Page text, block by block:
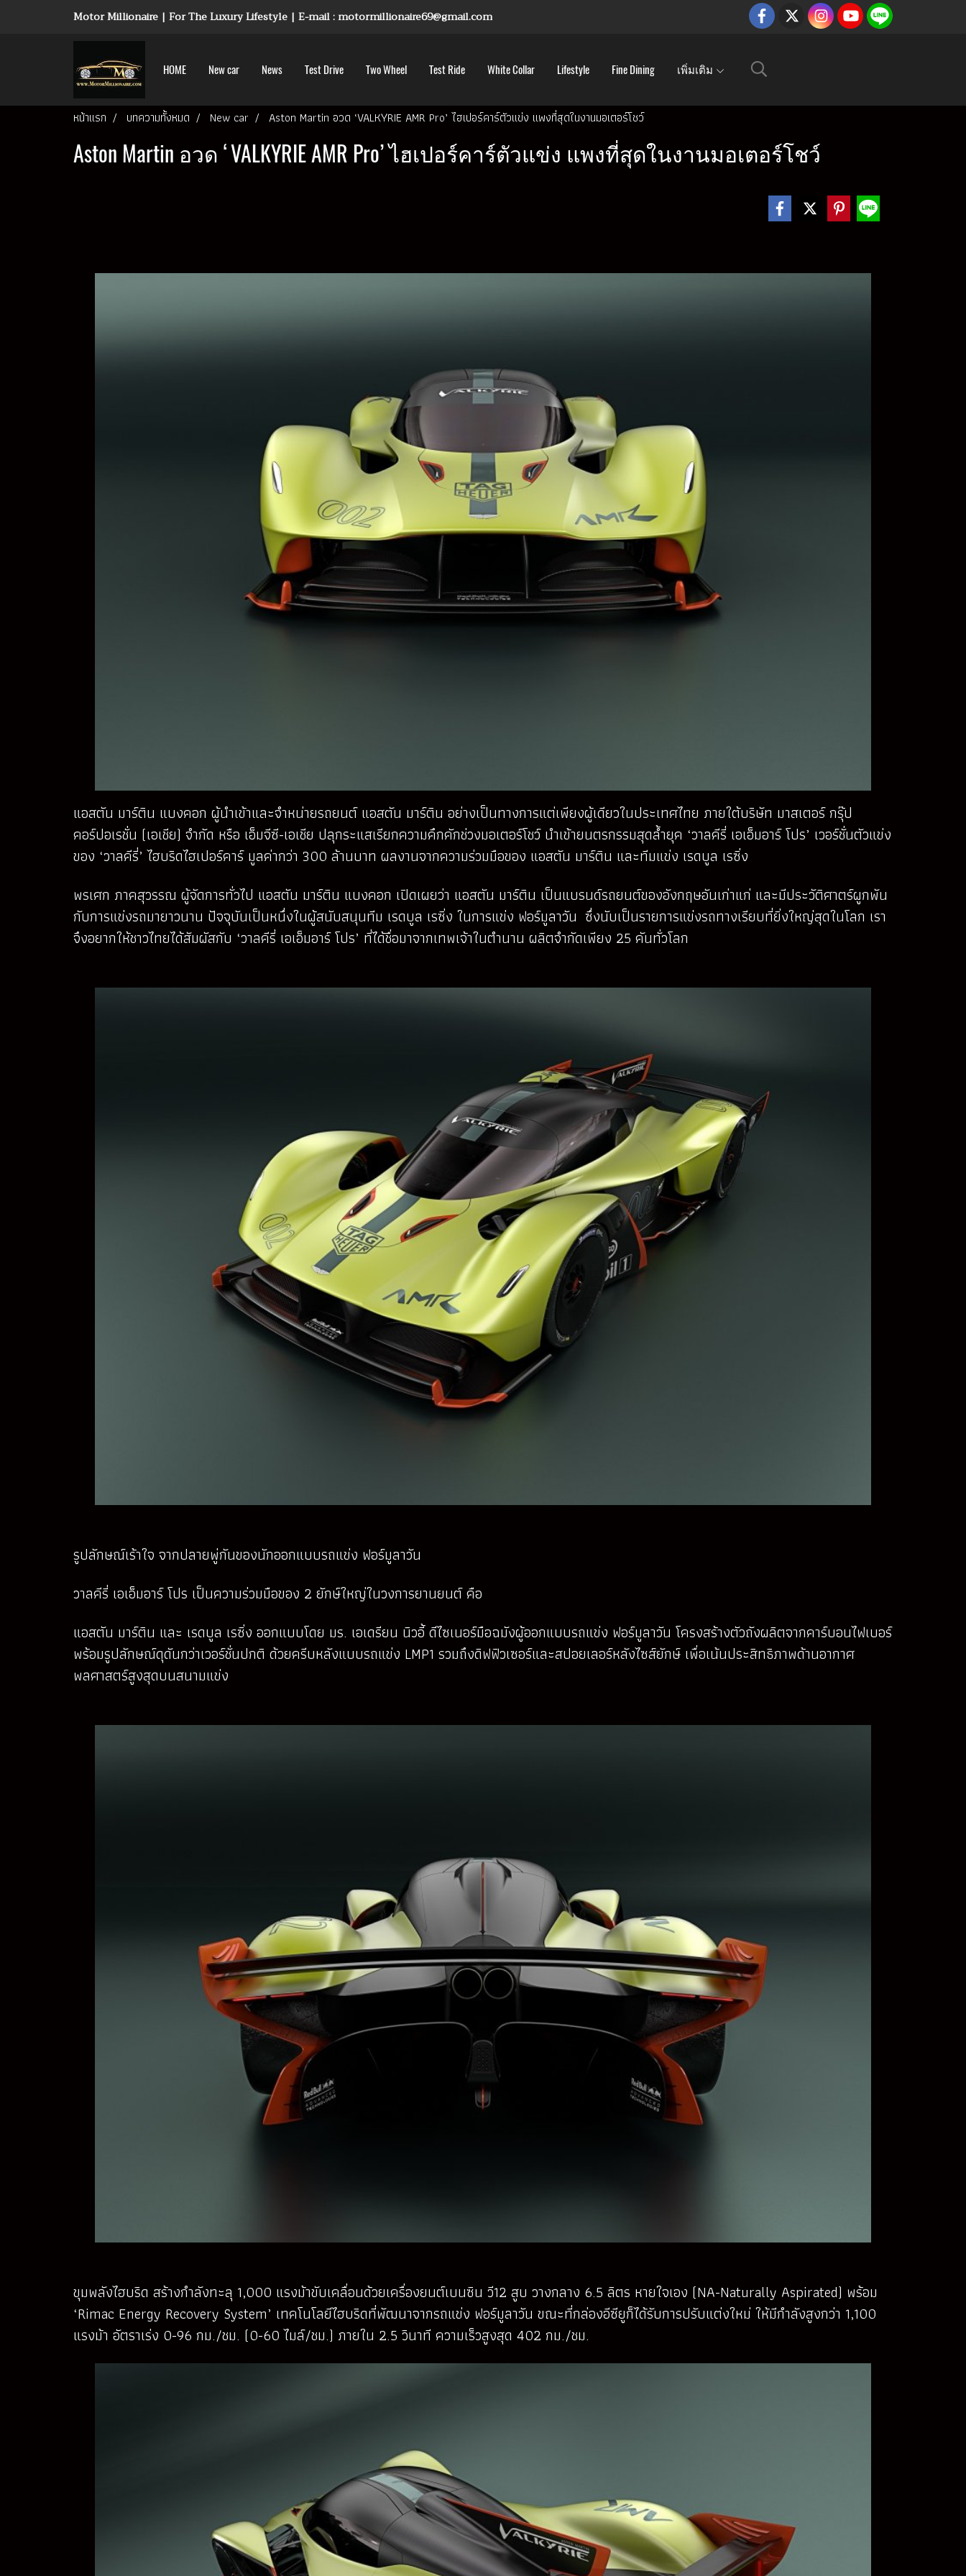
Motor Millionaire | For The Luxury Lifestyle | E-mail : motormillionaire69@gmail.com
HOME New car News Test Drive Two Wheel Test Ride White Collar Lifestyle Fine Dining เพิ่มเติม
หน้าแรก บทความทั้งหมด New car Aston Martin อวด ‘VALKYRIE AMR Pro’ ไฮเปอร์คาร์ตัวแข่ง แพงที่สุดในงานมอเตอร์โชว์
Aston Martin อวด ‘VALKYRIE AMR Pro’ ไฮเปอร์คาร์ตัวแข่ง แพงที่สุดในงานมอเตอร์โชว์
แอสตัน มาร์ติน แบงคอก ผู้นำเข้าและจำหน่ายรถยนต์ แอสตัน มาร์ติน อย่างเป็นทางการแต่เพียงผู้เดียวในประเทศไทย ภายใต้บริษัท มาสเตอร์ กรุ๊ป
คอร์ปอเรชั่น (เอเชีย) จำกัด หรือ เอ็มจีซี-เอเชีย ปลุกระแสเรียกความคึกคักช่วงมอเตอร์โชว์ นำเข้ายนตรกรรมสุดล้ำยุค ‘วาลคีรี่ เอเอ็มอาร์ โปร’ เวอร์ชั่นตัวแข่ง
ของ ‘วาลคีรี่’ ไฮบริดไฮเปอร์คาร์ มูลค่ากว่า 300 ล้านบาท ผลงานจากความร่วมมือของ แอสตัน มาร์ติน และทีมแข่ง เรดบูล เรซิ่ง
พรเศก ภาคสุวรรณ ผู้จัดการทั่วไป แอสตัน มาร์ติน แบงคอก เปิดเผยว่า แอสตัน มาร์ติน เป็นแบรนด์รถยนต์ของอังกฤษอันเก่าแก่ และมีประวัติศาตร์ผูกพัน
กับการแข่งรถมายาวนาน ปัจจุบันเป็นหนึ่งในผู้สนับสนุนทีม เรดบูล เรซิ่ง ในการแข่ง ฟอร์มูลาวัน ซึ่งนับเป็นรายการแข่งรถทางเรียบที่ยิ่งใหญ่สุดในโลก เรา
จึงอยากให้ชาวไทยได้สัมผัสกับ ‘วาลคีรี่ เอเอ็มอาร์ โปร’ ที่ได้ชื่อมาจากเทพเจ้าในตำนาน ผลิตจำกัดเพียง 25 คันทั่วโลก
รูปลักษณ์เร้าใจ จากปลายพู่กันของนักออกแบบรถแข่ง ฟอร์มูลาวัน
วาลคีรี่ เอเอ็มอาร์ โปร เป็นความร่วมมือของ 2 ยักษ์ใหญ่ในวงการยานยนต์ คือ
แอสตัน มาร์ติน และ เรดบูล เรซิ่ง ออกแบบโดย มร. เอเดรียน นิวอี้ ดีไซเนอร์มือฉมังผู้ออกแบบรถแข่ง ฟอร์มูลาวัน โครงสร้างตัวถังผลิตจากคาร์บอนไฟเบอร์
พร้อมรูปลักษณ์ดุดันกว่าเวอร์ชั่นปกติ ด้วยครีบหลังแบบรถแข่ง LMP1 รวมถึงดิฟฟิวเซอร์และสปอยเลอร์หลังไซส์ยักษ์ เพื่อเน้นประสิทธิภาพด้านอากาศ
พลศาสตร์สูงสุดบนสนามแข่ง
ขุมพลังไฮบริด สร้างกำลังทะลุ 1,000 แรงม้าขับเคลื่อนด้วยเครื่องยนต์เบนซิน วี12 สูบ วางกลาง 6.5 ลิตร หายใจเอง (NA-Naturally Aspirated) พร้อม
‘Rimac Energy Recovery System’ เทคโนโลยีไฮบริดที่พัฒนาจากรถแข่ง ฟอร์มูลาวัน ขณะที่กล่องอีซียูก็ได้รับการปรับแต่งใหม่ ให้มีกำลังสูงกว่า 1,100
แรงม้า อัตราเร่ง 0-96 กม./ชม. (0-60 ไมล์/ชม.) ภายใน 2.5 วินาที ความเร็วสูงสุด 402 กม./ชม.